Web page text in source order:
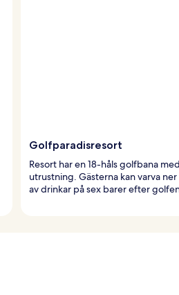
Golfparadisresort
Resort har en 18-håls golfbana
utrustning. Gästerna kan varva
av drinkar på sex barer efter